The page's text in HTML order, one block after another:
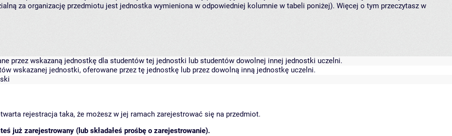
za organizację przedmiotu jest jednostka wymieniona w odpowiedniej kolumnie w tabeli poniżej). Więcej o tym przeczytasz w
przez wskazaną jednostkę dla studentów tej jednostki lub studentów dowolnej innej jednostki uczelni.
wskazanej jednostki, oferowane przez tę jednostkę lub przez dowolną inną jednostkę uczelni.
rejestracja taka, że możesz w jej ramach zarejestrować się na przedmiot.
już zarejestrowany (lub składałeś prośbę o zarejestrowanie).